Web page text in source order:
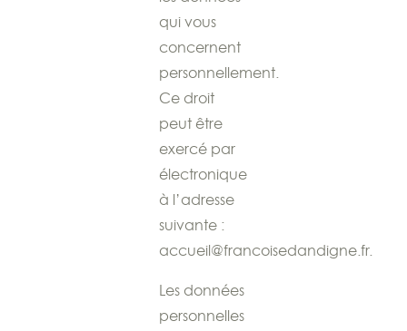
qui vous
concernent
personnellement.
Ce droit
peut être
exercé par
électronique
à l’adresse
suivante :
accueil@francoisedandigne.fr.
Les données
personnelles